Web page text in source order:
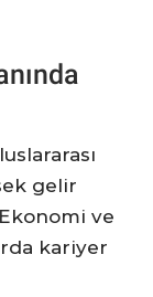
gelir
ve
kariyer